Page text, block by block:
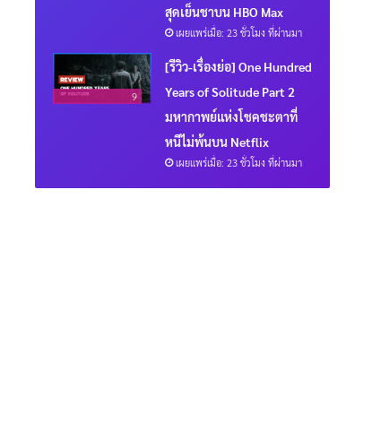
สุดเย็นชาบน HBO Max
เผยแพร่เมื่อ: 23 ชั่วโมง ที่ผ่านมา
9
[รีวิว-เรื่องย่อ] One Hundred
Years of Solitude Part 2
มหากาพย์แห่งโชคชะตาที่
หนีไม่พ้นบน Netflix
เผยแพร่เมื่อ: 23 ชั่วโมง ที่ผ่านมา